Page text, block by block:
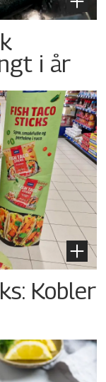
i år
Kobler